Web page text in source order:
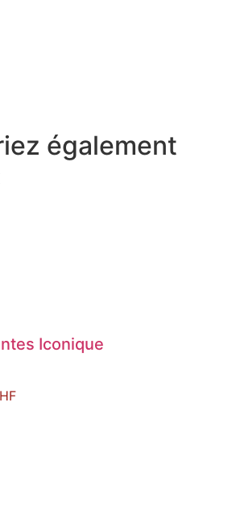
également
Iconique